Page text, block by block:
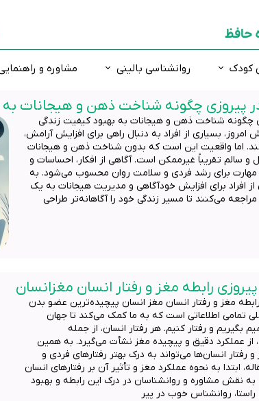
پیروزی چگونه شناخت ذهن و هیجانات به
چگونه شناخت ذهن و هیجانات به بهبود کیفیت زندگی
بسیاری از افراد به دنبال راهی برای افزایش آرامش،
اما واقعیت این است که بدون شناخت ذهن و هیجانات
و سالم تقریباً غیرممکن است. آگاهی از افکار، احساسات و
مهارت برای رشد فردی و سلامت روان محسوب می‌شود. به
افراد برای افزایش خودآگاهی و مدیریت هیجانات به یک
می‌کنند تا مسیر زندگی خود را آگاهانه‌تر طراحی
رابطه مغز و رفتار انسان مغزانسان
مغز و رفتار انسان مغز انسان پیچیده‌ترین عضو بدن
تمامی اطلاعاتی است که به ما کمک می‌کند تا جهان
بگیریم و رفتار کنیم. هر رفتار انسان، از جمله
عملکرد دقیق و پیچیده مغز نشأت می‌گیرد. به همین
رفتار انسان‌ها می‌تواند به درک بهتر رفتارهای فردی و
ابتدا به نحوه عملکرد مغز و تأثیر آن بر رفتارهای انسان
نقش مشاوره و روانشناسان در درک این رابطه و بهبود
روانشناس خوب در پیر
کودک
بیش فعالی و نقص توجه
اختلالات خلقی و هیجانی
گفتار درمانی
روانشناسی بالینی
افسردگی
وسواس فکری
زوج درمانی
مشاوره و
مشاوره ازدواج
مشاوره شغلی
تست های روانشناسی
تست شخصیت شناسی
تست شخصیت 16 عاملی کتل
تست طرحواره
تست هوش
استعدادیابی تحصیلی و شغلی
حافظ